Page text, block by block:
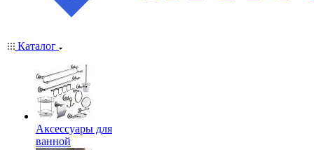
Каталог
Аксессуары для
ванной